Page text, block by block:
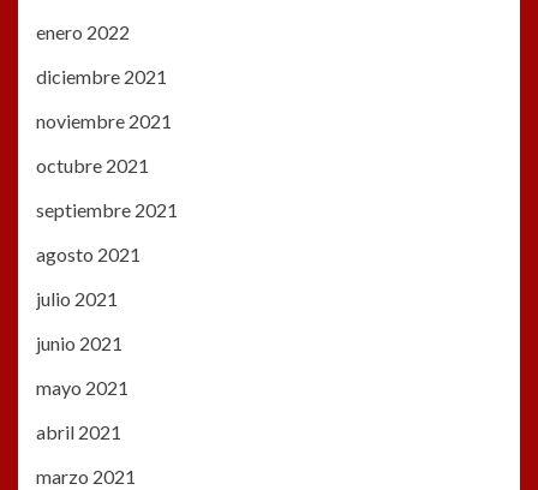
enero 2022
diciembre 2021
noviembre 2021
octubre 2021
septiembre 2021
agosto 2021
julio 2021
junio 2021
mayo 2021
abril 2021
marzo 2021